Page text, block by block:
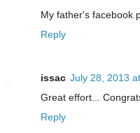
My father's facebook
Reply
issac July 28, 2013
Great effort...
Reply